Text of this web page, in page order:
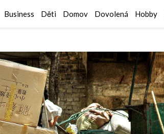
Business Děti Domov Dovolená Hobby